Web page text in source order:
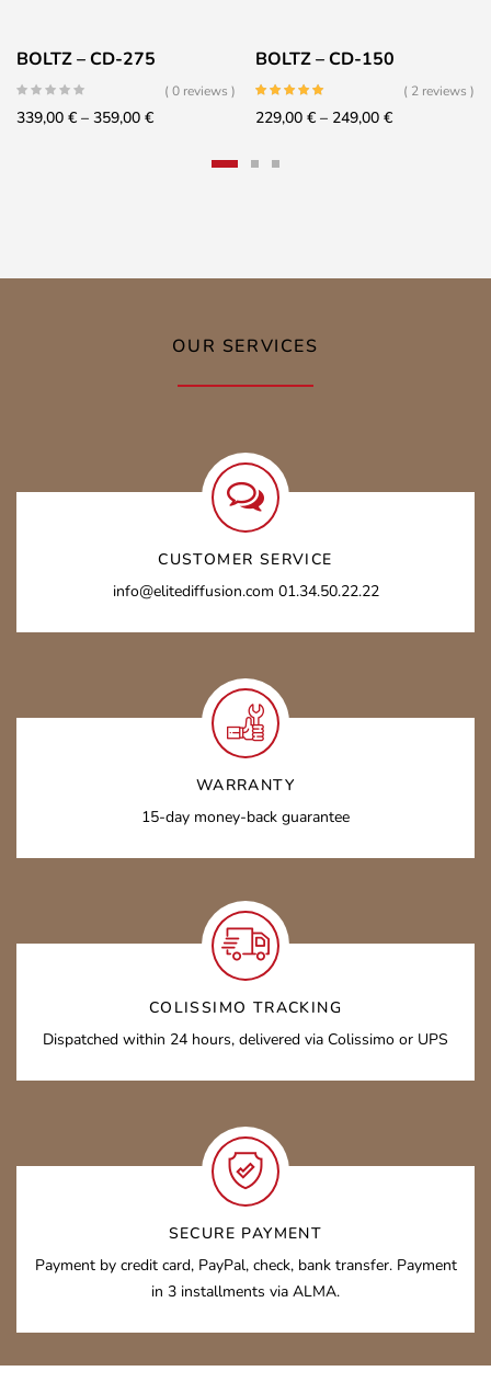
BOLTZ – CD-275
( 0 reviews )
339,00 € – 359,00 €Price
339,00 €
BOLTZ – CD-150
( 2 reviews )
229,00 € – 249,00 €Price
OUR SERVICES
CUSTOMER SERVICE
info@elitediffusion.com 01.34.50.22.22
WARRANTY
15-day money-back guarantee
COLISSIMO TRACKING
Dispatched within 24 hours, delivered via Colissimo or UPS
SECURE PAYMENT
Payment by credit card, PayPal, check, bank transfer. Payment
in 3 installments via ALMA.